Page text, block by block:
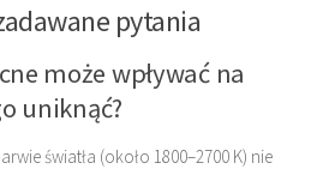
pytania
może wpływać na
uniknąć?
światła (około 1800–2700 K) nie